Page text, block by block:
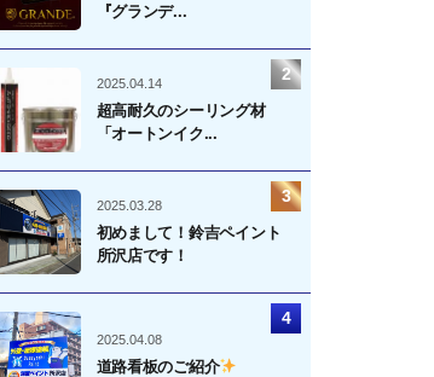
『グランデ...
2025.04.14
超高耐久のシーリング材
「オートンイク...
2025.03.28
初めまして！鈴吉ペイント
所沢店です！
2025.04.08
道路看板のご紹介